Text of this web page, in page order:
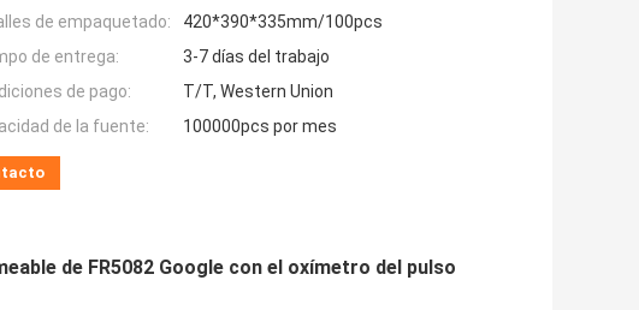
de empaquetado:
420*390*335mm/100pcs
de entrega:
3-7 días del trabajo
de pago:
T/T, Western Union
de la fuente:
100000pcs por mes
de FR5082 Google con el oxímetro del pulso